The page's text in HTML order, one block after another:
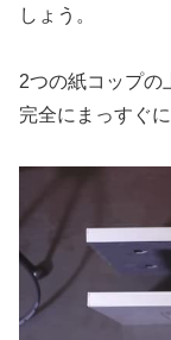
しょう。
2つの紙コップの
完全にまっすぐ